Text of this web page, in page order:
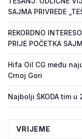
SAJMA PRIVREDE
REKORDNO
PRIJE POČETKA
Hifa Oil CG među
Crnoj Gori
Najbolji ŠKODA tim u
VRIJEME